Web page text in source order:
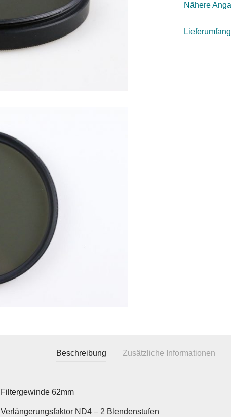
Nähere
Beschreibung Zusätzliche Informationen
Filtergewinde 62mm
Verlängerungsfaktor ND4 – 2 Blendenstufen